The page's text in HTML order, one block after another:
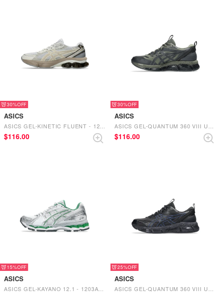
30%
ASICS
$‌116.00
30%
ASICS
$‌116.00
15%
ASICS
25%
ASICS